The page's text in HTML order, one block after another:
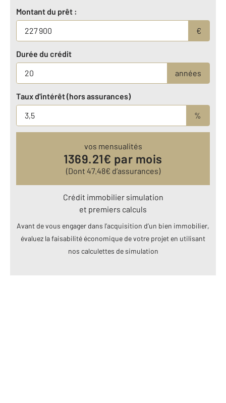
Montant du prêt :
€
Durée du crédit
années
Taux d'intérêt (hors assurances)
%
vos mensualités
1369.21€ par mois
(Dont 47.48€ d’assurances)
Crédit immobilier simulation
et premiers calculs
Avant de vous engager dans l’acquisition d’un bien immobilier,
évaluez la faisabilité économique de votre projet en utilisant
nos calculettes de simulation